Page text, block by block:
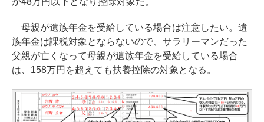
母親が遺族年金を受給している場合は注意したい。遺
族年金は課税対象とならないので、サラリーマンだった
父親が亡くなって母親が遺族年金を受給している場合
は、158万円を超えても扶養控除の対象となる。